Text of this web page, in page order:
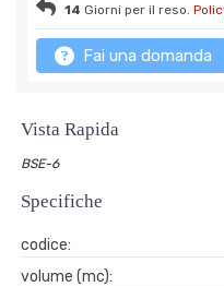
14 Giorni per il reso.
Fai una domanda
Vista Rapida
BSE-6
Specifiche
codice:
volume (mc):